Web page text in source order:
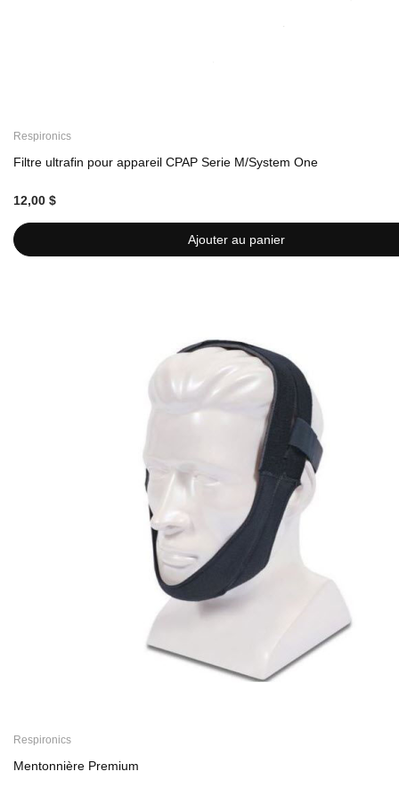
Ajouter au panier
Respironics
Filtre ultrafin pour appareil CPAP Serie M/System One
12,00 $
Respironics
Mentonnière Premium